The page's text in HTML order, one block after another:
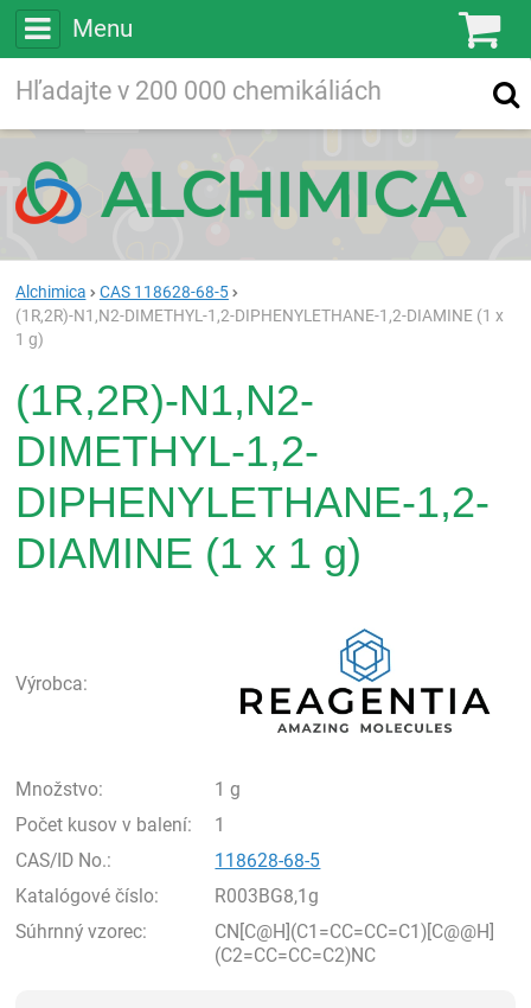
Menu
Vyhľadávanie
Alchimica
CAS 118628-68-5
(1R,2R)-N1,N2-DIMETHYL-1,2-DIPHENYLETHANE-1,2-DIAMINE (1 x
1 g)
(1R,2R)-N1,N2-
DIMETHYL-1,2-
DIPHENYLETHANE-1,2-
DIAMINE (1 x 1 g)
Výrobca:
Množstvo:
1 g
Počet kusov v balení:
1
CAS/ID No.:
118628-68-5
Katalógové číslo:
R003BG8,1g
Súhrnný vzorec:
CN[C@H](C1=CC=CC=C1)[C@@H]
(C2=CC=CC=C2)NC